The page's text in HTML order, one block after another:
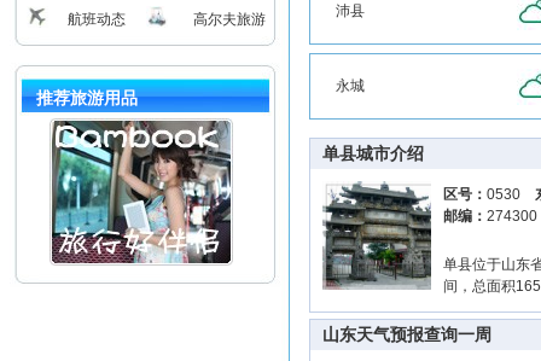
航班动态
高尔夫旅游
推荐旅游用品
沛县
永城
单县城市介绍
区号： 0530
邮编：
单县位于山东
间，总面积
山东天气预报查询一周